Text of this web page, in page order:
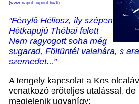
(www.naput.hupont.hu/6)
"Fénylő Héliosz, ily szépen
Hétkapujú Thébai felett
Nem ragyogott soha még
sugarad, Föltüntél valahára, s
szemedet...”
A tengely kapcsolat a Kos
vonatkozó erőteljes utalással, de
megjelenik ugyanígy: